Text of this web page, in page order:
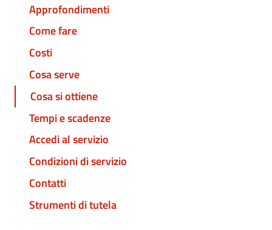
Approfondimenti
Come fare
Costi
Cosa serve
Cosa si ottiene
Tempi e scadenze
Accedi al servizio
Condizioni di servizio
Contatti
Strumenti di tutela